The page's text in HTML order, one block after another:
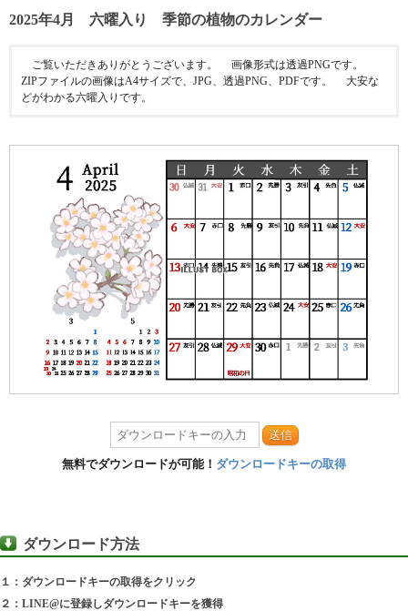
2025年4月 六曜入り 季節の植物のカレンダー
ご覧いただきありがとうございます。 画像形式は透過PNGです。
ZIPファイルの画像はA4サイズで、JPG、透過PNG、PDFです。 大安な
どがわかる六曜入りです。
送信
無料でダウンロードが可能！ ダウンロードキーの取得
ダウンロード方法
１：ダウンロードキーの取得をクリック
２：LINE@に登録しダウンロードキーを獲得